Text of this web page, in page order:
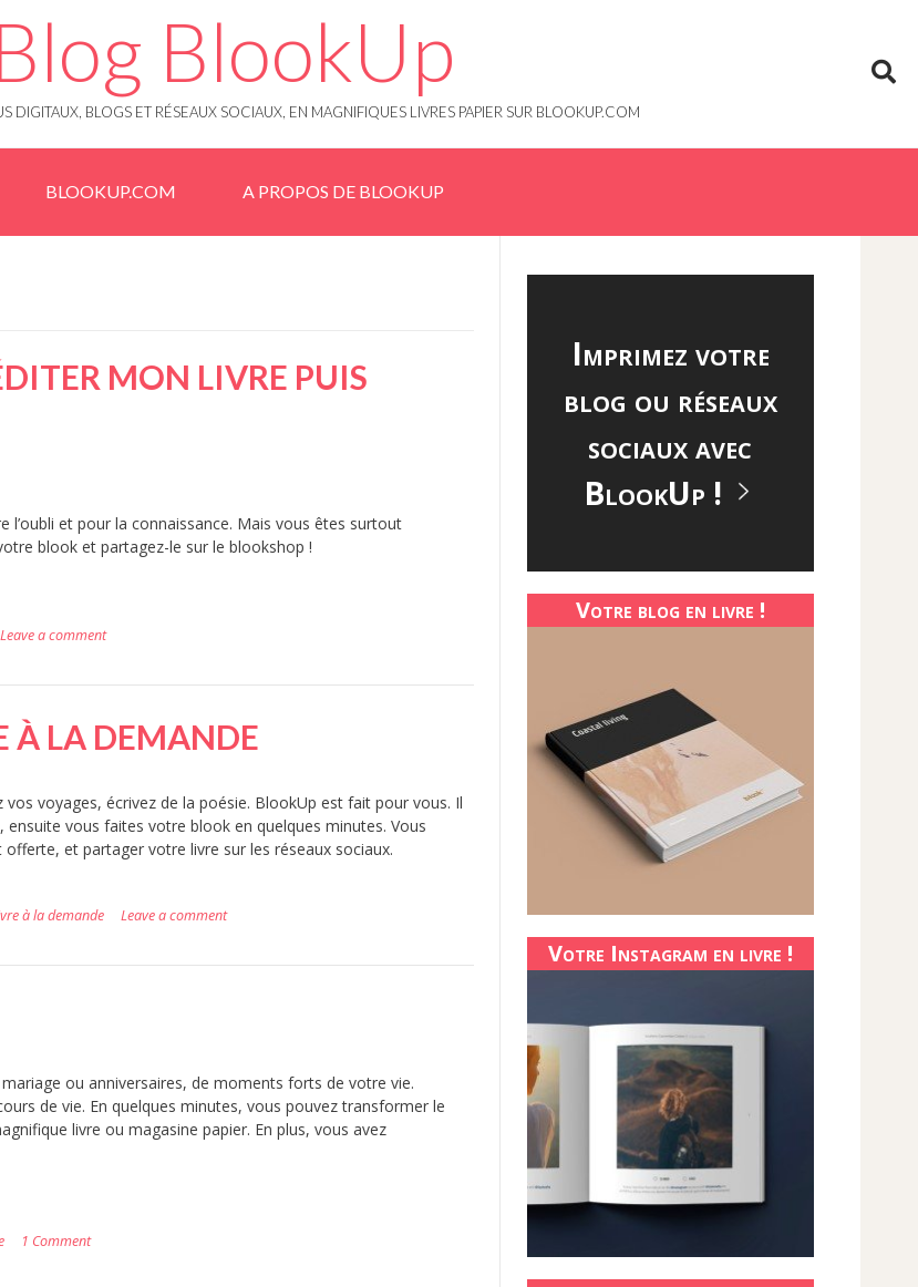
BlookUp
DIGITAUX, BLOGS ET RÉSEAUX SOCIAUX, EN MAGNIFIQUES LIVRES PAPIER SUR BLOOKUP.COM
BLOOKUP.COM A PROPOS DE BLOOKUP
MON LIVRE PUIS
l’oubli et pour la connaissance. Mais vous êtes surtout
blook et partagez-le sur le blookshop !
Leave a comment
À LA DEMANDE
voyages, écrivez de la poésie. BlookUp est fait pour vous. Il
ensuite vous faites votre blook en quelques minutes. Vous
et partager votre livre sur les réseaux sociaux.
à la demande Leave a comment
ou anniversaires, de moments forts de votre vie.
de vie. En quelques minutes, vous pouvez transformer le
livre ou magasine papier. En plus, vous avez
1 Comment
Imprimez votre
blog ou réseaux
sociaux avec
BlookUp !
Votre blog en livre !
Votre Instagram en livre !